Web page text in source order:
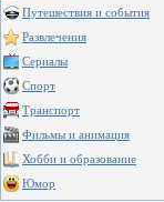
Путешествия и события
Развлечения
Сериалы
Спорт
Транспорт
Фильмы и анимация
Хобби и образование
Юмор